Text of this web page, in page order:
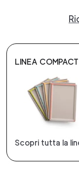
LINEA COMPACT
Scopri tutta la